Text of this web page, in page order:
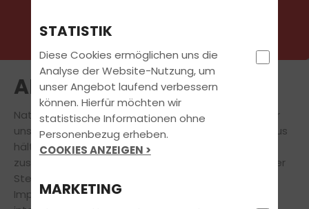
AKTUELLES
Natürlich stehtDeineFührerscheinausbildung
für
uns immer an erster Stelle. Doch auch darüber hinaus
hält unsere Fahrschule für Dich eine Vielzahl
zusätzlicher
An dieser
Stelle findest Du aktuelle Informationen und
Impressionen zu Veranstaltungen, News und
STATISTIK
Diese Cookies ermöglichen uns die
Analyse der Website-Nutzung, um
unser Angebot laufend verbessern
können. Hierfür möchten wir
statistische Informationen ohne
Personenbezug erheben.
COOKIES ANZEIGEN >
MARKETING